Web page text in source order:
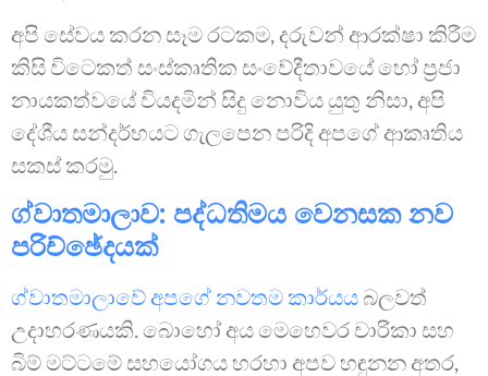
අපි සේවය කරන සෑම රටකම, දරුවන් ආරක්ෂා කිරීම
කිසි විටෙකත් සංස්කෘතික සංවේදීතාවයේ හෝ ප්‍රජා
නායකත්වයේ වියදමින් සිදු නොවිය යුතු නිසා, අපි
දේශීය සන්දර්භයට ගැලපෙන පරිදි අපගේ ආකෘතිය
සකස් කරමු.
ග්වාතමාලාව: පද්ධතිමය වෙනසක නව
පරිච්ඡේදයක්
ග්වාතමාලාවේ අපගේ නවතම කාර්යයබලවත්
උදාහරණයකි. බොහෝ අය මෙහෙවර චාරිකා සහ
බිම් මට්ටමේ සහයෝගය හරහා අපව හඳුනන අතර,